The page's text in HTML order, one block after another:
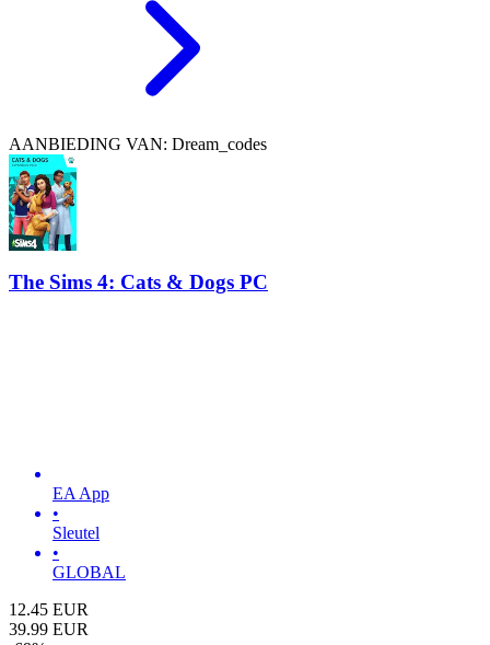
AANBIEDING VAN: Dream_codes
The Sims 4: Cats & Dogs PC
EA App
•
Sleutel
•
GLOBAL
12.45 EUR
39.99 EUR